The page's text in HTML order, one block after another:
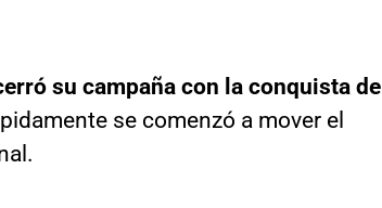
su campaña con la conquista de
se comenzó a mover el